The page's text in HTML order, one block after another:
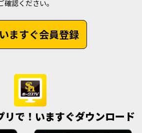
確認ください。
いますぐ会員登録
リで！いますぐダウンロード